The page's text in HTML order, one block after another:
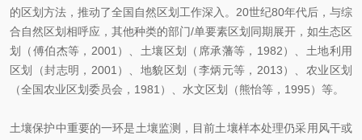
的区划方法，推动了全国自然区划工作深入。20世纪80年代后，与综
合自然区划相呼应，其他种类的部门/单要素区划同期展开，如生态区
划（傅伯杰等，2001）、土壤区划（席承藩等，1982）、土地利用
区划（封志明，2001）、地貌区划（李炳元等，2013）、农业区划
（全国农业区划委员会，1981）、水文区划（熊怡等，1995）等。
土壤保护中重要的一环是土壤监测，目前土壤样本处理仍采用风干或